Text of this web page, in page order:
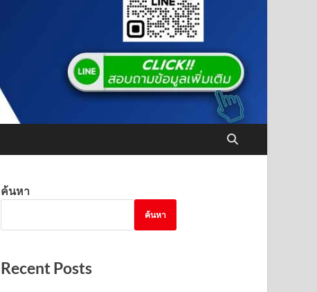
ค้นหา
ค้นหา
Recent Posts